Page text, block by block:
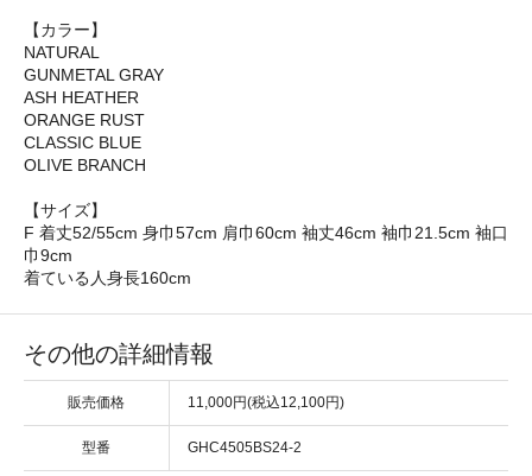
【カラー】
NATURAL
GUNMETAL GRAY
ASH HEATHER
ORANGE RUST
CLASSIC BLUE
OLIVE BRANCH
【サイズ】
F 着丈52/55cm 身巾57cm 肩巾60cm 袖丈46cm 袖巾21.5cm 袖口
巾9cm
着ている人身長160cm
その他の詳細情報
販売価格 11,000円(税込12,100円)
型番 GHC4505BS24-2